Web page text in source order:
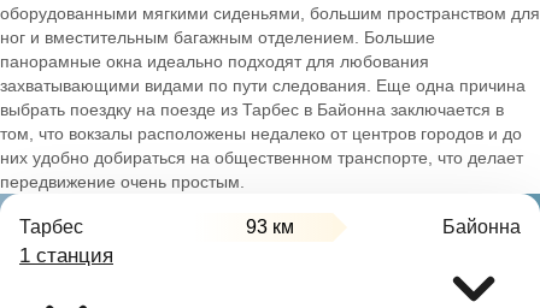
оборудованными мягкими сиденьями, большим пространством для
ног и вместительным багажным отделением. Большие
панорамные окна идеально подходят для любования
захватывающими видами по пути следования. Еще одна причина
выбрать поездку на поезде из Тарбес в Байонна заключается в
том, что вокзалы расположены недалеко от центров городов и до
них удобно добираться на общественном транспорте, что делает
передвижение очень простым.
Тарбес 93 км Байонна
1 станция